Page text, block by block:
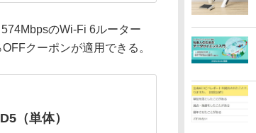
のWi-Fi 6ルーター
クーポンが適用できる。
（単体）